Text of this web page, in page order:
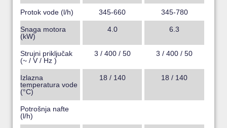
Protok vode (l/h) 345-660 345-780
Snaga motora
(kW)
4.0 6.3
Strujni priključak
(~ / V / Hz )
3 / 400 / 50 3 / 400 / 50
Izlazna
temperatura vode
(°C)
18 / 140 18 / 140
Potrošnja nafte
(l/h)